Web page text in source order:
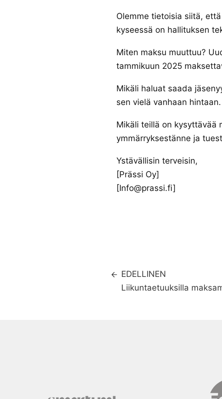
Olemme tietoisia siitä,
kyseessä on hallituksen
Miten maksu muuttuu?
tammikuun 2025
Mikäli haluat saada
sen vielä vanhaan
Mikäli teillä on kysyttävää
ymmärryksestänne ja
Ystävällisin terveisin,
[Prässi Oy]
[Info@prassi.fi]
EDELLINEN
Liikuntaetuuksilla